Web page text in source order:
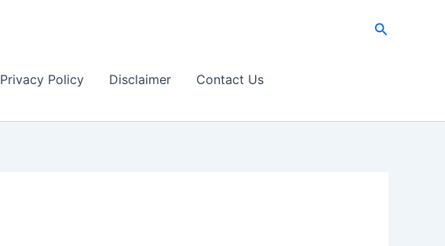
Search
Privacy Policy Disclaimer
Contact Us